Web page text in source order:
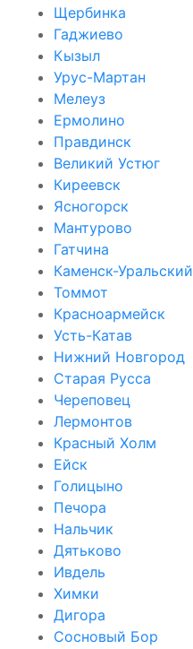
Щербинка
Гаджиево
Кызыл
Урус-Мартан
Мелеуз
Ермолино
Правдинск
Великий Устюг
Киреевск
Ясногорск
Мантурово
Гатчина
Каменск-Уральский
Томмот
Красноармейск
Усть-Катав
Нижний Новгород
Старая Русса
Череповец
Лермонтов
Красный Холм
Ейск
Голицыно
Печора
Нальчик
Дятьково
Ивдель
Химки
Дигора
Сосновый Бор